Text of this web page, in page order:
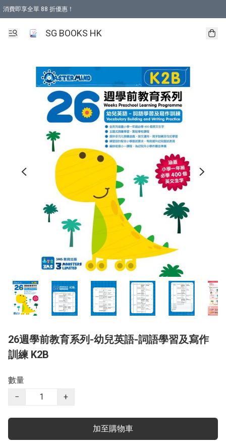
消費即享全單 88 折優惠！
SG BOOKS HK
26週學前教育系列-幼兒英語-詞語學習及寫作
訓練 K2B
數量
−
+
加至購物車